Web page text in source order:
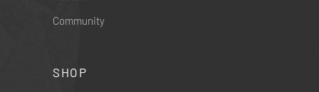
Community
SHOP